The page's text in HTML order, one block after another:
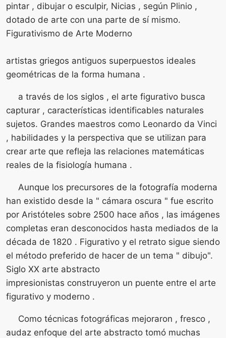
pintar , dibujar o esculpir, Nicias , según Plinio ,
dotado de arte con una parte de sí mismo.
Figurativismo de Arte Moderno
artistas griegos antiguos superpuestos ideales
geométricas de la forma humana .
a través de los siglos , el arte figurativo busca
capturar , características identificables naturales
sujetos. Grandes maestros como Leonardo da Vinci
, habilidades y la perspectiva que se utilizan para
crear arte que refleja las relaciones matemáticas
reales de la fisiología humana .
Aunque los precursores de la fotografía moderna
han existido desde la " cámara oscura " fue escrito
por Aristóteles sobre 2500 hace años , las imágenes
completas eran desconocidos hasta mediados de la
década de 1820 . Figurativo y el retrato sigue siendo
el método preferido de hacer de un tema " dibujo".
Siglo XX arte abstracto
impresionistas construyeron un puente entre el arte
figurativo y moderno .
Como técnicas fotográficas mejoraron , fresco ,
audaz enfoque del arte abstracto tomó muchas